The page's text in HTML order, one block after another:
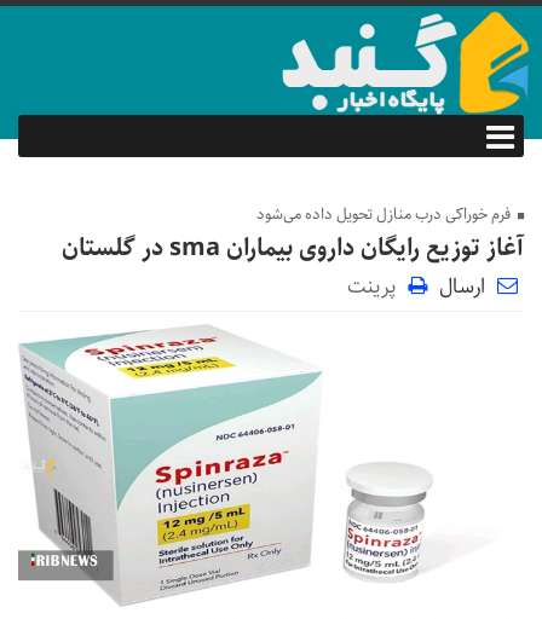
فرم خوراکی درب منازل تحویل داده می‌شود
آغاز توزیع رایگان داروی بیماران sma در گلستان
ارسال پرینت